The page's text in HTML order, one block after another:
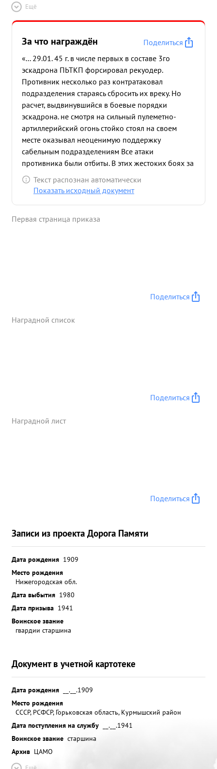
Ещё
За что награждён
Поделиться
«... 29.01. 45 г. в числе первых в составе 3го
эскадрона ПЬТКП форсировал рекуодер.
Противник несколько раз контратаковал
подразделения стараясь сбросить их вреку. Но
расчет, выдвинувшийся в боевые порядки
эскадрона. не смотря на сильный пулеметно-
артиллерийский огонь стойко стоял на своем
месте оказывал неоценимую поддержку
сабельным подразделениям Все атаки
противника были отбиты. В этих жестоких боях за
расширения плацдарма на левом берегу реки
расчет Маслова уничто жил до 50 вражеских
наши подразделения. Маслов самлег за пулемет и
Текст распознан автоматически
Показать исходный документ
Первая страница приказа
Поделиться
Наградной список
Поделиться
Наградной лист
Поделиться
Записи из проекта Дорога Памяти
Дата рождения 1909
Место рождения
Нижегородская обл.
Дата выбытия 1980
Дата призыва 1941
Воинское звание
гвардии старшина
Документ в учетной картотеке
Дата рождения
__.__.1909
Место рождения
СССР, РСФСР, Горьковская область, Курмышский район
Дата поступления на службу
__.__.1941
Воинское звание старшина
Архив ЦАМО